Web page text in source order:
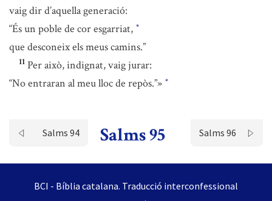
vaig dir d’aquella generació:
“És un poble de cor esgarriat, *
que desconeix els meus camins.”
11 Per això, indignat, vaig jurar:
“No entraran al meu lloc de repòs.”» *
Salms 94 Salms 95 Salms 96
BCI - Bíblia catalana. Traducció interconfessional